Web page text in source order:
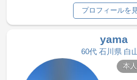
プロフィールを
yama
60代 石川県 白
本